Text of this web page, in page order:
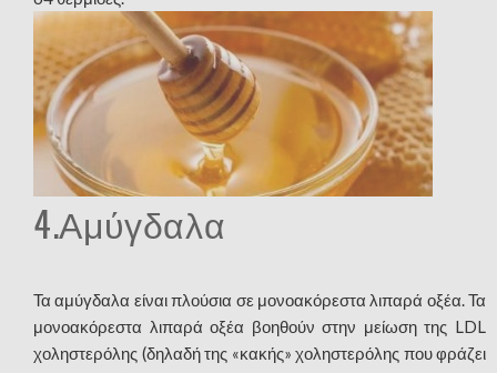
4.Αμύγδαλα
Τα αμύγδαλα είναι πλούσια σε μονοακόρεστα λιπαρά οξέα. Τα
μονοακόρεστα λιπαρά οξέα βοηθούν στην μείωση της LDL
χοληστερόλης (δηλαδή της «κακής» χοληστερόλης που φράζει